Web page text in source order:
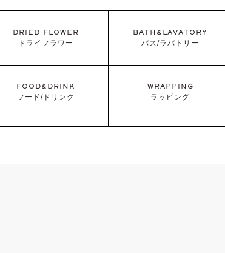
DRIED FLOWER
ドライフラワー
BATH&LAVATORY
バス/ラバトリー
FOOD&DRINK
フード/ドリンク
WRAPPING
ラッピング